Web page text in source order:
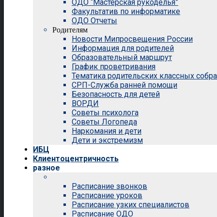
ОДО “Мастерская рукоделья”
Факультатив по информатике
ОДО Отчеты
Родителям
Новости Мипросвещения России
Информация для родителей
Образовательный маршрут
График проветривания
Тематика родительских классных
СРП-Служба ранней помощи
Безопасность для детей
ВОРДИ
Советы психолога
Советы Логопеда
Наркомания и дети
Дети и экстремизм
ИБЦ
Клиентоцентричность
разное
Расписание звонков
Расписание уроков
Расписание узких специалистов
Расписание ОДО